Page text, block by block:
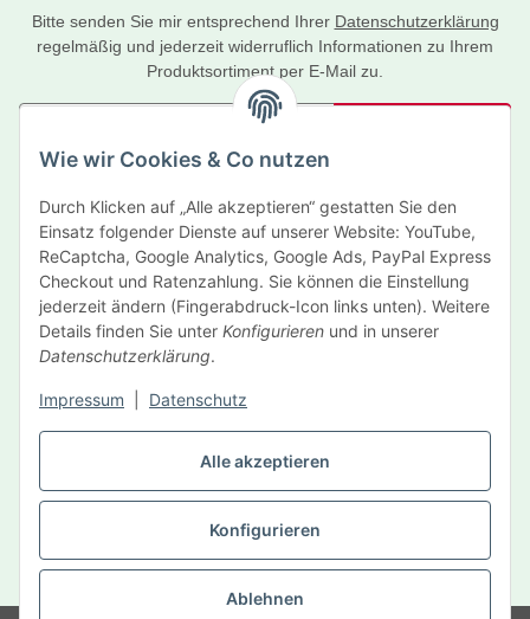
Alle akzeptieren
Konfigurieren
Ablehnen
Wie wir Cookies & Co nutzen
Durch Klicken auf „Alle akzeptieren“ gestatten Sie den
Einsatz folgender Dienste auf unserer Website: YouTube,
ReCaptcha, Google Analytics, Google Ads, PayPal Express
Checkout und Ratenzahlung. Sie können die Einstellung
jederzeit ändern (Fingerabdruck-Icon links unten). Weitere
Details finden Sie unter Konfigurieren und in unserer
Datenschutzerklärung.
Impressum Datenschutz
Bitte senden Sie mir entsprechend Ihrer Datenschutzerklärung
regelmäßig und jederzeit widerruflich Informationen zu Ihrem
Produktsortiment per E-Mail zu.
Newsletter Abonnieren
Informationen
Gesetzliche Informationen
Hersteller
Vertrag widerrufen
* Alle Preise inkl. gesetzlicher USt., zzgl.Versand